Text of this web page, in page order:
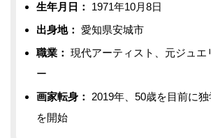
生年月日：
1971年10月8日
出身地： 愛知県安城市
職業： 現代アーティスト、元ジュエ
ー
画家転身：
2019年、50歳を目前に
を開始